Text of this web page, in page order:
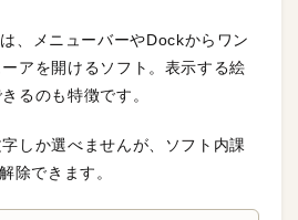
は、メニューバーやDockからワン
アを開けるソフト。表示する絵
るのも特徴です。
しか選べませんが、ソフト内課
除できます。